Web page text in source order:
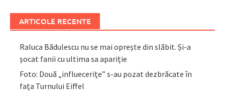
ARTICOLE RECENTE
Raluca Bădulescu nu se mai oprește din slăbit. Și-a
șocat fanii cu ultima sa apariție
Foto: Două „influecerițe” s-au pozat dezbrăcate în
fața Turnului Eiffel